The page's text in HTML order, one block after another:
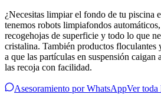
¿Necesitas limpiar el fondo de tu piscina
tenemos robots limpiafondos
recogehojas de superficie y todo lo que
cristalina. También productos floculantes
a que las partículas en suspensión
las recoja con facilidad.
Asesoramiento por WhatsAppVer toda